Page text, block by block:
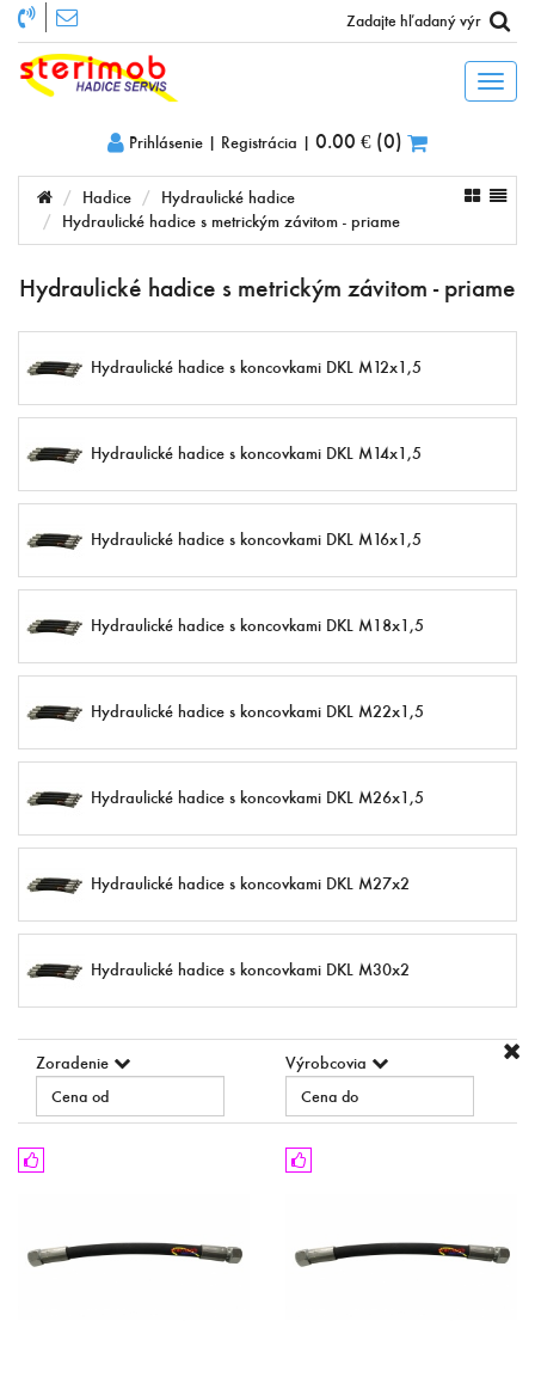
Prihlásenie | Registrácia | 0.00 € (0)
Hadice
Hydraulické hadice
Hydraulické hadice s metrickým závitom - priame
Hydraulické hadice s metrickým závitom - priame
Hydraulické hadice s koncovkami DKL M12x1,5
Hydraulické hadice s koncovkami DKL M14x1,5
Hydraulické hadice s koncovkami DKL M16x1,5
Hydraulické hadice s koncovkami DKL M18x1,5
Hydraulické hadice s koncovkami DKL M22x1,5
Hydraulické hadice s koncovkami DKL M26x1,5
Hydraulické hadice s koncovkami DKL M27x2
Hydraulické hadice s koncovkami DKL M30x2
Zoradenie Výrobcovia